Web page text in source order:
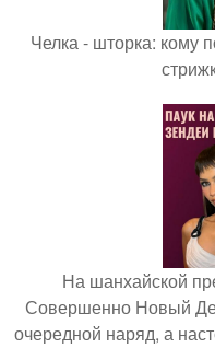
Челка - шторка: кому
На шанхайской
Совершенно Новый
очередной наряд, а